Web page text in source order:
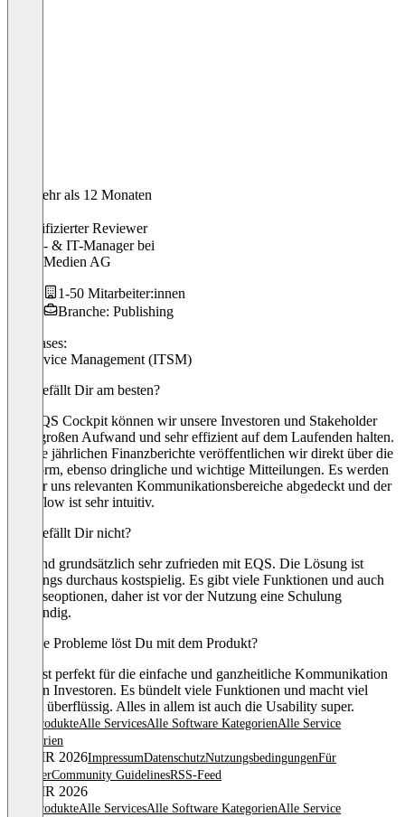
Vor mehr als 12 Monaten
Verifizierter Reviewer
Media- & IT-Managerbei
Cash. Medien AG
1-50 Mitarbeiter:innen
Branche: Publishing
Use cases:
IT Service Management (ITSM)
Was gefällt Dir am besten?
Mit EQS Cockpit können wir unsere Investoren und Stakeholder
ohne großen Aufwand und sehr effizient auf dem Laufenden halten.
Unsere jährlichen Finanzberichte veröffentlichen wir direkt über die
Plattform, ebenso dringliche und wichtige Mitteilungen. Es werden
alle für uns relevanten Kommunikationsbereiche abgedeckt und der
Workflow ist sehr intuitiv.
Was gefällt Dir nicht?
Wir sind grundsätzlich sehr zufrieden mit EQS. Die Lösung ist
allerdings durchaus kostspielig. Es gibt viele Funktionen und auch
Analyseoptionen, daher ist vor der Nutzung eine Schulung
notwendig.
Welche Probleme löst Du mit dem Produkt?
EQS ist perfekt für die einfache und ganzheitliche Kommunikation
mit den Investoren. Es bündelt viele Funktionen und macht viel
Arbeit überflüssig. Alles in allem ist auch die Usability super.
Alle ProdukteAlle ServicesAlle Software KategorienAlle Service
Kategorien
© OMR 2026ImpressumDatenschutzNutzungsbedingungenFür
AnbieterCommunity GuidelinesRSS-Feed
© OMR 2026
Alle ProdukteAlle ServicesAlle Software KategorienAlle Service